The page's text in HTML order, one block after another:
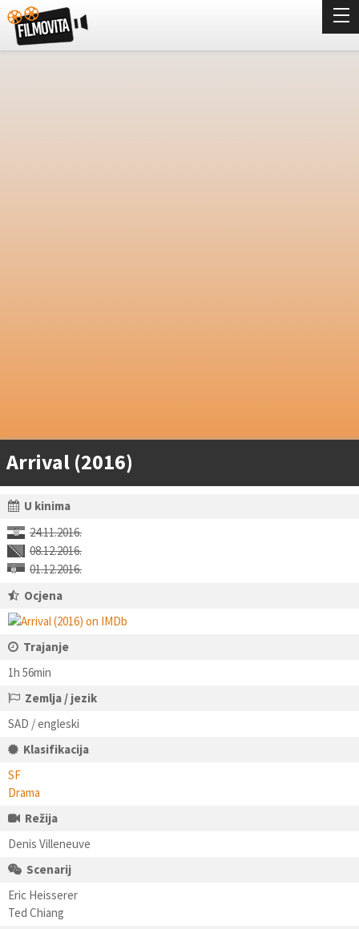
Arrival (2016)
U kinima
24.11.2016.
08.12.2016.
01.12.2016.
Ocjena
Trajanje
1h 56min
Zemlja / jezik
SAD / engleski
Klasifikacija
SF
Drama
Režija
Denis Villeneuve
Scenarij
Eric Heisserer
Ted Chiang